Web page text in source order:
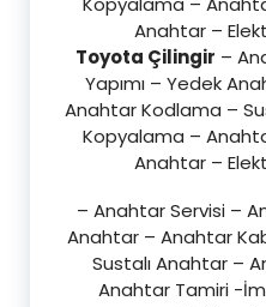
Anahtar –
Toyota Çilingir –
Yapımı – Yedek
Anahtar Kodlama –
Kopyalama –
Anahtar –
– Anahtar Servisi –
Anahtar – Anahtar
Sustalı Anahtar –
Anahtar Tamiri -